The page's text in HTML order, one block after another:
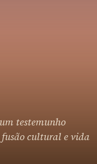
testemunho
cultural e vida